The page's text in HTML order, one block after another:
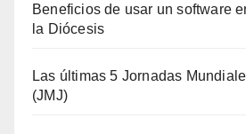
Beneficios de usar un software
la Diócesis
Las últimas 5 Jornadas
(JMJ)